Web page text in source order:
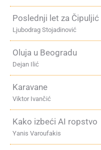
Poslednji let za Čipuljić
Ljubodrag Stojadinović
Oluja u Beogradu
Dejan Ilić
Karavane
Viktor Ivančić
Kako izbeći AI ropstvo
Yanis Varoufakis